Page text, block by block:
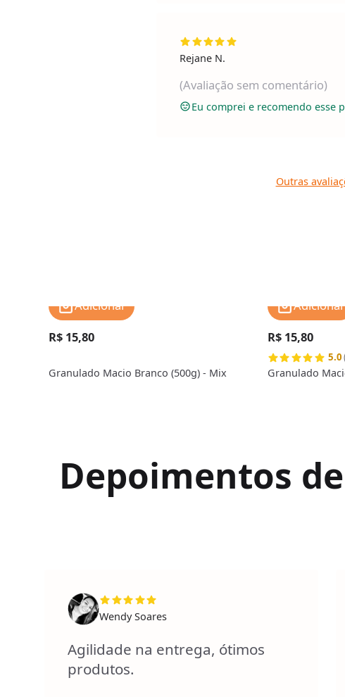
Rejane N.
(Avaliação sem comentário)
Eu comprei e recomendo esse
Outras
R$ 15,80
Granulado Macio Branco (500g) - Mix
Adicionar
R$ 15,80
5.0
Granulado
Adicionar
Depoimentos
Wendy Soares
Agilidade na entrega, ótimos
produtos.